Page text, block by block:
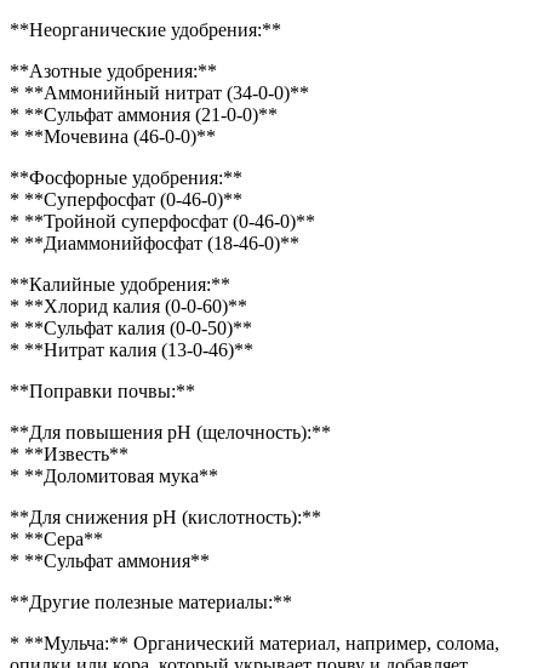
**Неорганические удобрения:**
**Азотные удобрения:**
* **Аммонийный нитрат (34-0-0)**
* **Сульфат аммония (21-0-0)**
* **Мочевина (46-0-0)**
**Фосфорные удобрения:**
* **Суперфосфат (0-46-0)**
* **Тройной суперфосфат (0-46-0)**
* **Диаммонийфосфат (18-46-0)**
**Калийные удобрения:**
* **Хлорид калия (0-0-60)**
* **Сульфат калия (0-0-50)**
* **Нитрат калия (13-0-46)**
**Поправки почвы:**
**Для повышения pH (щелочность):**
* **Известь**
* **Доломитовая мука**
**Для снижения pH (кислотность):**
* **Сера**
* **Сульфат аммония**
**Другие полезные материалы:**
* **Мульча:** Органический материал, например, солома,